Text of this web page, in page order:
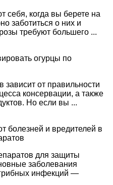
себя, когда вы берете на
заботиться о них и
требуют большего ...
огурцы по
зависит от правильности
консервации, а также
Но если вы ...
болезней и вредителей в
для защиты
заболевания
инфекций —